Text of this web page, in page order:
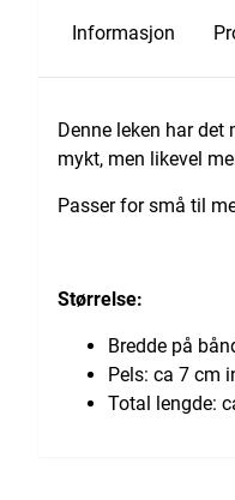
Informasjon
Denne leken har
mykt, men likevel
Passer for små til
Størrelse:
Bredde på
Pels: ca 7 cm
Total lengde: